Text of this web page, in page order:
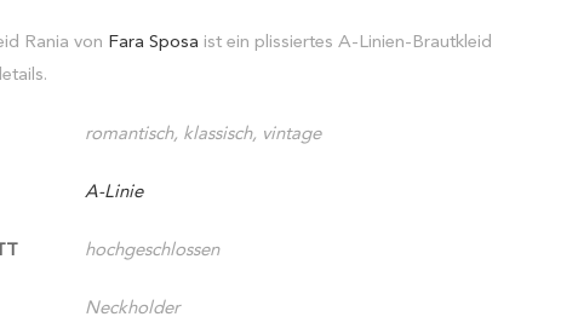
Rania von Fara Sposa ist ein plissiertes A-Linien-Brautkleid
romantisch, klassisch, vintage
A-Linie
hochgeschlossen
Neckholder